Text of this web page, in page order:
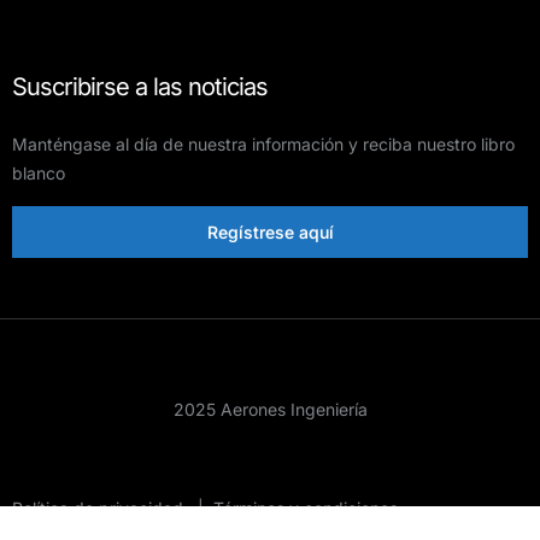
Suscribirse a las noticias
Manténgase al día de nuestra información y reciba nuestro libro
blanco
Regístrese aquí
2025 Aerones Ingeniería
Política de privacidad | Términos y condiciones